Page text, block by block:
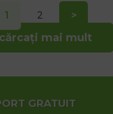
mai mult
1 2 >
GRATUIT